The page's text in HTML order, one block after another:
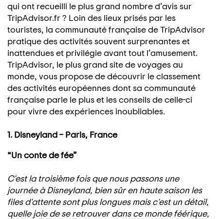
qui ont recueilli le plus grand nombre d’avis sur
TripAdvisor.fr ? Loin des lieux prisés par les
touristes, la communauté française de TripAdvisor
pratique des activités souvent surprenantes et
inattendues et privilégie avant tout l’amusement.
TripAdvisor, le plus grand site de voyages au
monde, vous propose de découvrir le classement
des activités européennes dont sa communauté
française parle le plus et les conseils de celle-ci
pour vivre des expériences inoubliables.
1. Disneyland – Paris, France
“Un conte de fée”
C'est la troisième fois que nous passons une
journée à Disneyland, bien sûr en haute saison les
files d'attente sont plus longues mais c'est un détail,
quelle joie de se retrouver dans ce monde féérique,